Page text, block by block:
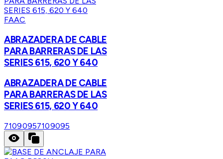
FAAC
ABRAZADERA DE CABLE
PARA BARRERAS DE LAS
SERIES 615, 620 Y 640
ABRAZADERA DE CABLE
PARA BARRERAS DE LAS
SERIES 615, 620 Y 640
71090957109095